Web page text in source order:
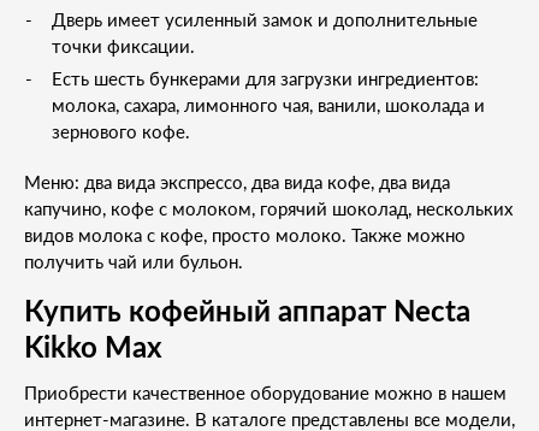
Дверь имеет усиленный замок и дополнительные
точки фиксации.
Есть шесть бункерами для загрузки ингредиентов:
молока, сахара, лимонного чая, ванили, шоколада и
зернового кофе.
Меню: два вида экспрессо, два вида кофе, два вида
капучино, кофе с молоком, горячий шоколад, нескольких
видов молока с кофе, просто молоко. Также можно
получить чай или бульон.
Купить кофейный аппарат Necta
Kikko Max
Приобрести качественное оборудование можно в нашем
интернет-магазине. В каталоге представлены все модели,